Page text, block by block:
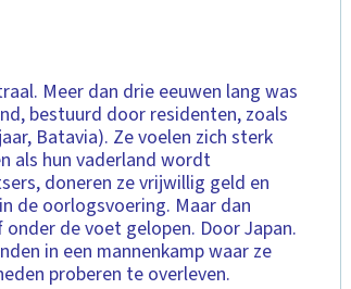
Meer dan drie eeuwen lang was
bestuurd door residenten, zoals
Batavia). Ze voelen zich sterk
als hun vaderland wordt
doneren ze vrijwillig geld en
de oorlogsvoering. Maar dan
de voet gelopen. Door Japan.
in een mannenkamp waar ze
proberen te overleven.